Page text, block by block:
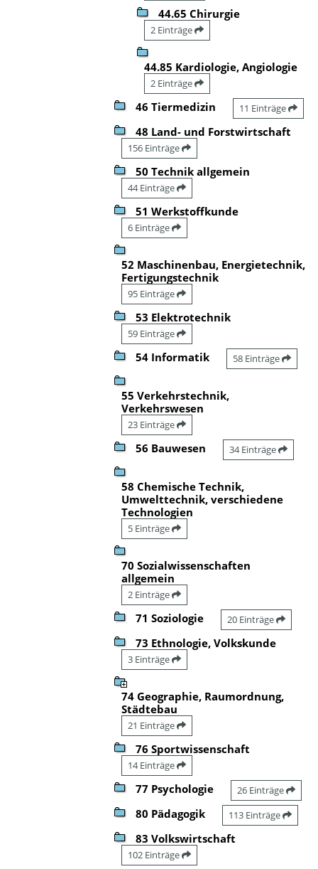
44.65 Chirurgie
2 Einträge
44.85 Kardiologie, Angiologie
2 Einträge
46 Tiermedizin 11 Einträge
48 Land- und Forstwirtschaft
156 Einträge
50 Technik allgemein
44 Einträge
51 Werkstoffkunde
6 Einträge
52 Maschinenbau, Energietechnik,
Fertigungstechnik
95 Einträge
53 Elektrotechnik
59 Einträge
54 Informatik 58 Einträge
55 Verkehrstechnik,
Verkehrswesen
23 Einträge
56 Bauwesen 34 Einträge
58 Chemische Technik,
Umwelttechnik, verschiedene
Technologien
5 Einträge
70 Sozialwissenschaften
allgemein
2 Einträge
71 Soziologie 20 Einträge
73 Ethnologie, Volkskunde
3 Einträge
74 Geographie, Raumordnung,
Städtebau
21 Einträge
76 Sportwissenschaft
14 Einträge
77 Psychologie 26 Einträge
80 Pädagogik 113 Einträge
83 Volkswirtschaft
102 Einträge